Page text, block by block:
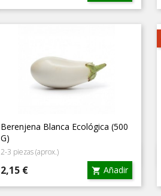
Berenjena Blanca Ecológica (500
G)
2-3 piezas (aprox.)
Precio
2,15 €  Añadir
Vista rápida